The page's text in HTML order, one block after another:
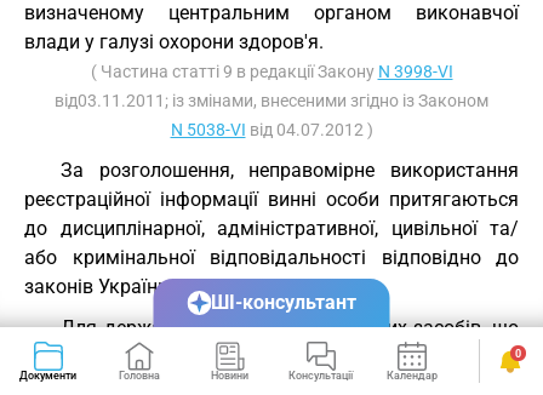
визначеному центральним органом виконавчої
влади у галузі охорони здоров'я.
( Частина статті 9 в редакції Закону N 3998-VI
від03.11.2011; із змінами, внесеними згідно із Законом
N 5038-VI від 04.07.2012 )
За розголошення, неправомірне використання
реєстраційної інформації винні особи притягаються
до дисциплінарної, адміністративної, цивільної та/
або кримінальної відповідальності відповідно до
законів України.
Для державної реєстрації лікарських засобів, що
базуються або мають відношення до об'єктів
інтелектуальної власності, на які відповідно до
Документи Головна Новини Консультації Календар Сервіси
0
ШІ-консультант